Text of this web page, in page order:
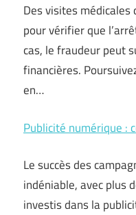
Des visites
pour vérifier que
cas, le fraudeur peut
financières.
en…
Publicité numérique :
Le succès des
indéniable, avec plus
investis dans la